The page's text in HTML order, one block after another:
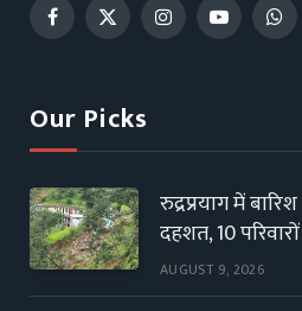
Facebook
X
InstagramYouTube
Our Picks
रुद्रप्रयाग में
दहशत, 10
AUGUST 9, 2026